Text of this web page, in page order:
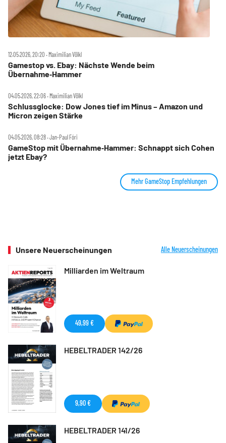
12.05.2026, 20:20 ‧ Maximilian Völkl
Gamestop vs. Ebay: Nächste Wende beim
Übernahme‑Hammer
04.05.2026, 22:06 ‧ Maximilian Völkl
Schlussglocke: Dow Jones tief im Minus – Amazon und
Micron zeigen Stärke
04.05.2026, 08:28 ‧ Jan-Paul Fóri
GameStop mit Übernahme‑Hammer: Schnappt sich Cohen
jetzt Ebay?
Mehr GameStop Empfehlungen
Unsere Neuerscheinungen Alle Neuerscheinungen
Milliarden im Weltraum
49,99 €
HEBELTRADER 142/26
9,90 €
HEBELTRADER 141/26